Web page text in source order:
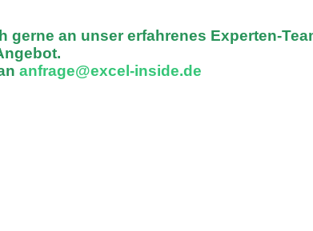
gerne an unser erfahrenes Experten-
anfrage@excel-inside.de